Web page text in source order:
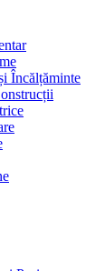
Încălțăminte